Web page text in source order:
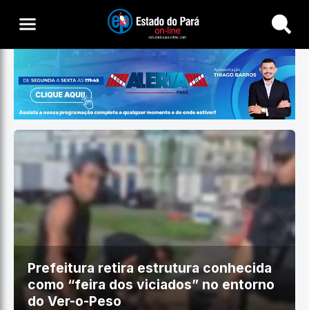
Buscar
Prefeitura retira estrutura conhecida
como “feira dos viciados” no entorno
do Ver-o-Peso